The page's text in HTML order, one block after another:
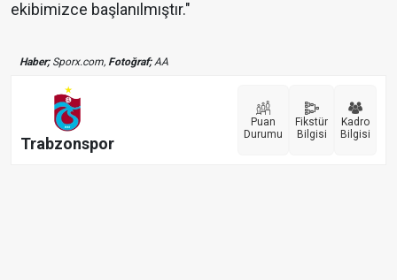
ekibimizce başlanılmıştır."
Haber;Sporx.com, Fotoğraf;AA
Trabzonspor
Puan
Durumu
Fikstür
Bilgisi
Kadro
Bilgisi